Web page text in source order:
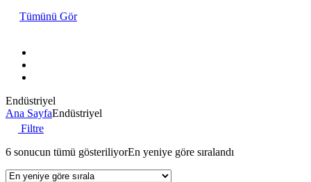
Tümünü Gör
Endüstriyel
Ana SayfaEndüstriyel
Filtre
6 sonucun tümü gösteriliyorEn yeniye göre sıralandı